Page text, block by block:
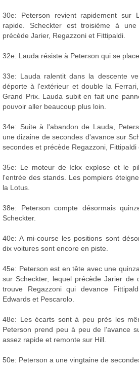
30e: Peterson revient rapidement sur
rapide. Scheckter est troisième à
précède Jarier, Regazzoni et Fittipaldi.
32e: Lauda résiste à Peterson qui se
33e: Lauda ralentit dans la descente
déporte à l'extérieur et double la
Grand Prix. Lauda subit en fait une
pouvoir aller beaucoup plus loin.
34e: Suite à l'abandon de Lauda,
une dizaine de secondes d'avance sur
secondes et précède Regazzoni, Fittipaldi
35e: Le moteur de Ickx explose et le
l'entrée des stands. Les pompiers
la Lotus.
38e: Peterson compte désormais
Scheckter.
40e: A mi-course les positions sont
dix voitures sont encore en piste.
45e: Peterson est en tête avec une
sur Scheckter, lequel précède Jarier de
trouve Regazzoni qui devance
Edwards et Pescarolo.
48e: Les écarts sont à peu près les
Peterson prend peu à peu de l'avance
assez rapide et remonte sur Hill.
50e: Peterson a une vingtaine de